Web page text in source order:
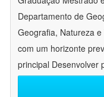
Departamento de
Geografia, Natureza e
com um horizonte
principal Desenvolver